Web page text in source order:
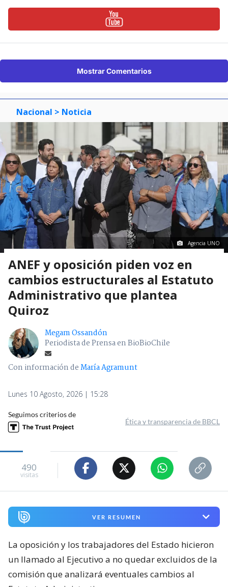
Mostrar Comentarios
Nacional > Noticia
Agencia UNO
ANEF y oposición piden voz en
cambios estructurales al Estatuto
Administrativo que plantea
Quiroz
Megam Ossandón
Periodista de Prensa en BioBioChile
Con información deMaría Agramunt
Lunes 10 Agosto, 2026 | 15:28
Seguimos criterios de
Ética y transparencia de BBCL
490
visitas
VER RESUMEN
La oposición y los trabajadores del Estado hicieron
un llamado al Ejecutivo a no quedar excluidos de la
comisión que analizará eventuales cambios al